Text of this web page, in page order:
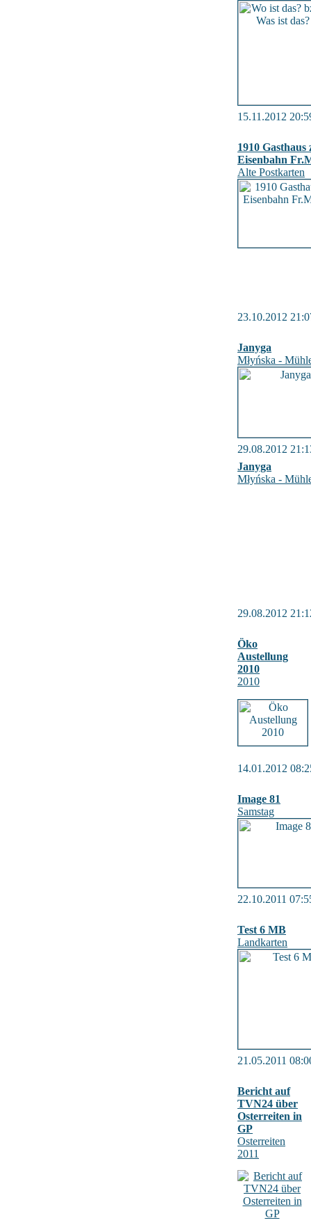
15.11.2012
1910 Gasthaus
Eisenbahn
Alte Postkarten
23.10.2012
Janyga
Młyńska -
29.08.2012
Janyga
Młyńska -
29.08.2012
Öko
Austellung
2010
2010
14.01.2012
Image 81
Samstag
22.10.2011
Test 6 MB
Landkarten
21.05.2011
Bericht auf
TVN24 über
Osterreiten in
GP
Osterreiten
2011